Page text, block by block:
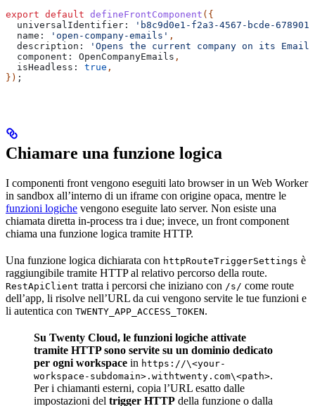
export default defineFrontComponent ({
  universalIdentifier:
'b8c9d0e1-f2a3-4567-bcde-
  name:
'open-company-emails' ,
  description:
'Opens the current company on its
  component:
OpenCompanyEmails ,
  isHeadless:
true ,
}) ;
Chiamare una funzione logica
I componenti front vengono eseguiti lato browser in un Web Worker
in sandbox all’interno di un iframe con origine opaca, mentre le
funzioni logiche vengono eseguite lato server. Non esiste una
chiamata diretta in-process tra i due; invece, un front component
chiama una funzione logica tramite HTTP.
Una funzione logica dichiarata con httpRouteTriggerSettings è
raggiungibile tramite HTTP al relativo percorso della route.
RestApiClient tratta i percorsi che iniziano con /s/ come route
dell’app, li risolve nell’URL da cui vengono servite le tue funzioni e
li autentica con TWENTY_APP_ACCESS_TOKEN.
Su Twenty Cloud, le funzioni logiche attivate
tramite HTTP sono servite su un dominio dedicato
per ogni workspace in https://\<your-
workspace-subdomain>.withtwenty.com\<path>.
Per i chiamanti esterni, copia l’URL esatto dalle
impostazioni del trigger HTTP della funzione o dalla